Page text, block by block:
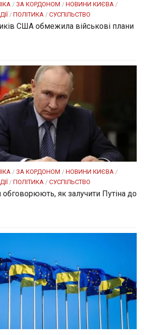
/ ЗА КОРДОНОМ / НОВИНИ КИЄВА /
/ ПОЛІТИКА / СУСПІЛЬСТВО
США обмежила військові плани
/ ЗА КОРДОНОМ / НОВИНИ КИЄВА /
/ ПОЛІТИКА / СУСПІЛЬСТВО
обговорюють, як залучити Путіна до